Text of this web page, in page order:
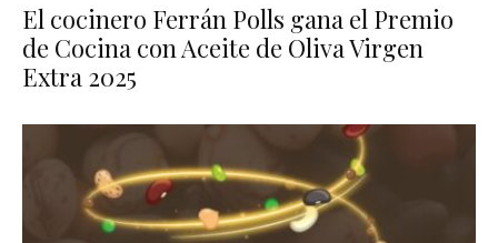
El cocinero Ferrán Polls gana el Premio
de Cocina con Aceite de Oliva Virgen
Extra 2025